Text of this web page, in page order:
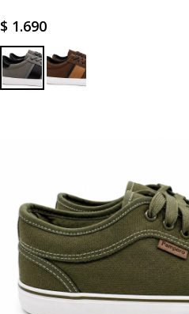
$ 1.690